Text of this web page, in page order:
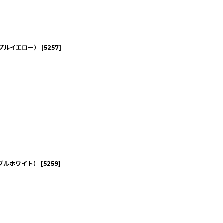
イエロー） [5257]
ホワイト） [5259]